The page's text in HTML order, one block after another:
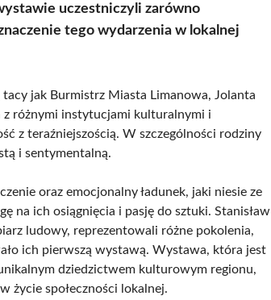
uczestniczyli zarówno
tego wydarzenia w lokalnej
jak Burmistrz Miasta Limanowa, Jolanta
z różnymi instytucjami kulturalnymi i
z teraźniejszością. W szczególności rodziny
i sentymentalną.
oraz emocjonalny ładunek, jaki niesie ze
na ich osiągnięcia i pasję do sztuki. Stanisław
ludowy, reprezentowali różne pokolenia,
ich pierwszą wystawą. Wystawa, która jest
dziedzictwem kulturowym regionu,
życie społeczności lokalnej.